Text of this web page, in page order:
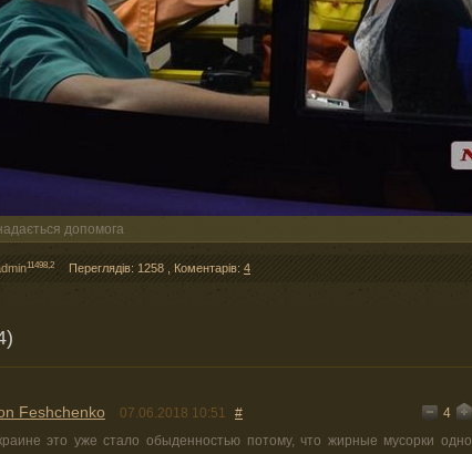
допомога
11498,2 Переглядів: 1258 Коментарів: 4
Feshchenko 07.06.2018 10:51 #
4
это уже стало обыденностью потому, что жирные мусорки одно